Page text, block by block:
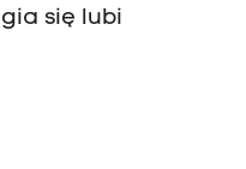
się lubi